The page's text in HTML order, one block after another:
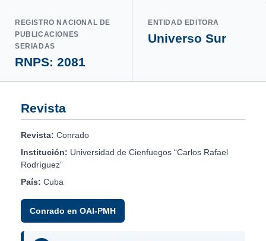
REGISTRO NACIONAL DE
PUBLICACIONES
SERIADAS
RNPS: 2081
ENTIDAD EDITORA
Universo Sur
Revista
Revista: Conrado
Institución: Universidad de Cienfuegos “Carlos Rafael
Rodríguez”
País: Cuba
Conrado en OAI-PMH